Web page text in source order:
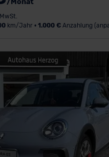
km/Jahr • 1.000 €Anzahlung